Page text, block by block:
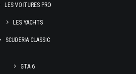
LES VOITURES PRO
LES YACHTS
SCUDERIA CLASSIC
GTA 6